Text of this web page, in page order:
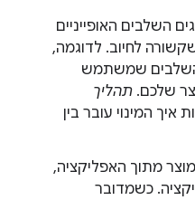
השלבים האופייניים
לחיוב. לדוגמה,
שמשתמש
שלכם. תהליך
איך המינוי עובר בין
מתוך האפליקציה,
כשמדובר